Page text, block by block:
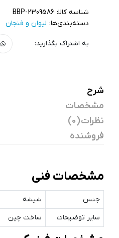
شناسه کالا: BBP-2309586
دسته‌بندی‌ها: لیوان و فنجان
به اشتراک بگذارید:
شرح
مشخصات
نظرات (0)
فروشنده
مشخصات فنی
جنس
شیشه
سایر توضیحات
ساخت چین